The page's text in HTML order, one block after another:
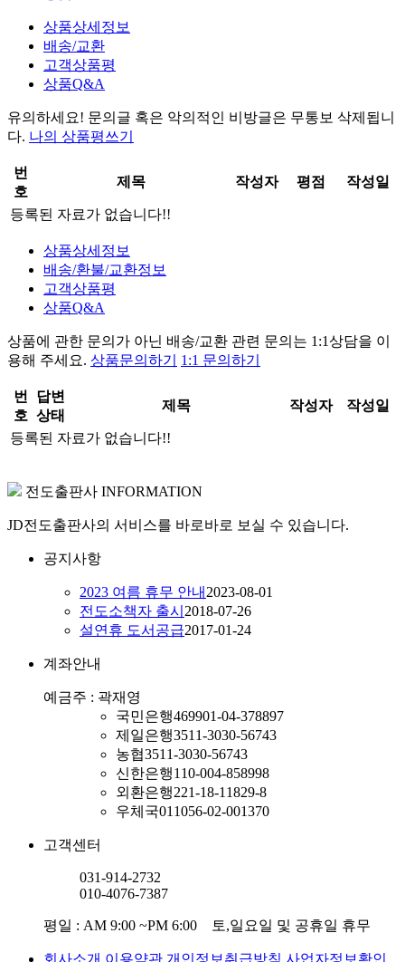
상품상세정보
배송/교환
고객상품평
상품Q&A
유의하세요! 문의글 혹은 악의적인 비방글은 무통보 삭제 됩니
다. 나의 상품평쓰기
번
호
제목 작성자 평점 작성일
등록된 자료가 없습니다!!
상품상세정보
배송/환불/교환정보
고객상품평
상품Q&A
상품에 관한 문의가 아닌 배송/교환 관련 문의는 1:1상담을 이
용해 주세요. 상품문의하기 1:1 문의하기
번
호
답변
상태
제목 작성자 작성일
등록된 자료가 없습니다!!
전도출판사 INFORMATION
JD전도출판사의 서비스를 바로바로 보실 수 있습니다.
공지사항
2023 여름 휴무 안내 2023-08-01
전도소책자 출시 2018-07-26
설연휴 도서공급2017-01-24
계좌안내
예금주 : 곽재영
국민은행469901-04-378897
제일은행3511-3030-56743
농협3511-3030-56743
신한은행110-004-858998
외환은행221-18-11829-8
우체국011056-02-001370
고객센터
031-914-2732
010-4076-7387
평일 : AM 9:00 ~PM 6:00 토,일요일 및 공휴일 휴무
회사소개 이용약관 개인정보취급방침 사업자정보확인